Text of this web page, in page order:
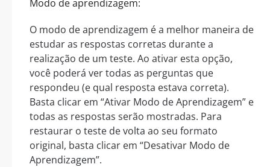
Modo de aprendizagem:
O modo de aprendizagem é a melhor maneira de
estudar as respostas corretas durante a
realização de um teste. Ao ativar esta opção,
você poderá ver todas as perguntas que
respondeu (e qual resposta estava correta).
Basta clicar em “Ativar Modo de Aprendizagem” e
todas as respostas serão mostradas. Para
restaurar o teste de volta ao seu formato
original, basta clicar em “Desativar Modo de
Aprendizagem”.